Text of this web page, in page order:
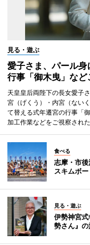
見る・遊ぶ
愛子さま、パール
行事「御木曳」など
天皇皇后両陛下の長女愛子
宮（げくう）・内宮（ない
て替える式年遷宮の行事「
加工作業などをご視察された
食べる
志摩・市
スキムボ
見る・遊ぶ
伊勢神宮
勢さん』